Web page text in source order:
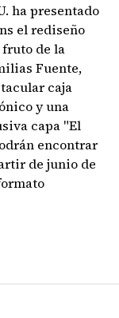
ha presentado
el rediseño
fruto de la
Fuente,
caja
y una
capa "El
encontrar
de junio de